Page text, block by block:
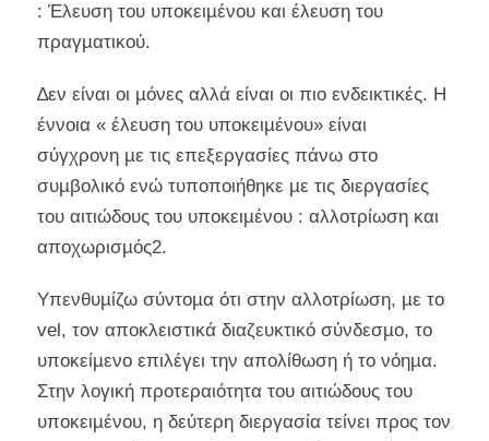
: Έλευση του υποκειµένου και έλευση του
πραγµατικού.
∆εν είναι οι µόνες αλλά είναι οι πιο ενδεικτικές. Η
έννοια « έλευση του υποκειµένου» είναι
σύγχρονη µε τις επεξεργασίες πάνω στο
συµβολικό ενώ τυποποιήθηκε µε τις διεργασίες
του αιτιώδους του υποκειµένου : αλλοτρίωση και
αποχωρισµός2.
Υπενθυµίζω σύντοµα ότι στην αλλοτρίωση, µε το
vel, τον αποκλειστικά διαζευκτικό σύνδεσµο, το
υποκείµενο επιλέγει την απολίθωση ή το νόηµα.
Στην λογική προτεραιότητα του αιτιώδους του
υποκειµένου, η δεύτερη διεργασία τείνει προς τον